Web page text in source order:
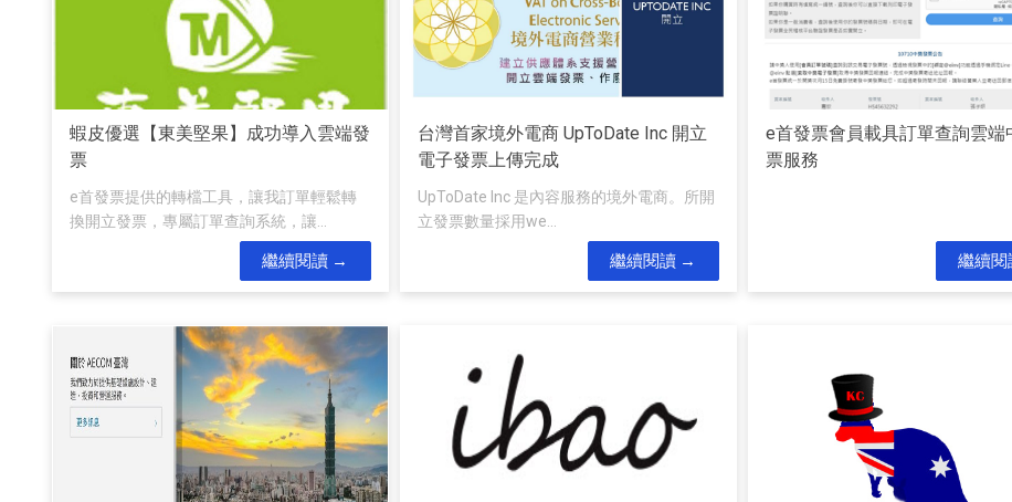
蝦皮優選【東美堅果】成功導入雲端發
票
e首發票提供的轉檔工具，讓我訂單輕鬆轉
換開立發票，專屬訂單查詢系統，讓...
繼續閱讀
台灣首家境外電商 UpToDate Inc 開立
電子發票上傳完成
UpToDate Inc 是內容服務的境外電商。所開
立發票數量採用we...
繼續閱讀
e首發票會員載具訂單查詢雲端
票服務
繼續閱